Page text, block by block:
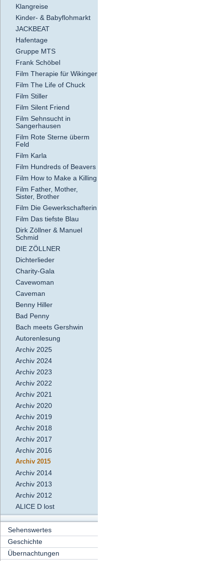
Klangreise
Kinder- & Babyflohmarkt
JACKBEAT
Hafentage
Gruppe MTS
Frank Schöbel
Film Therapie für Wikinger
Film The Life of Chuck
Film Stiller
Film Silent Friend
Film Sehnsucht in
Sangerhausen
Film Rote Sterne überm
Feld
Film Karla
Film Hundreds of Beavers
Film How to Make a Killing
Film Father, Mother,
Sister, Brother
Film Die Gewerkschafterin
Film Das tiefste Blau
Dirk Zöllner & Manuel
Schmid
DIE ZÖLLNER
Dichterlieder
Charity-Gala
Cavewoman
Caveman
Benny Hiller
Bad Penny
Bach meets Gershwin
Autorenlesung
Archiv 2025
Archiv 2024
Archiv 2023
Archiv 2022
Archiv 2021
Archiv 2020
Archiv 2019
Archiv 2018
Archiv 2017
Archiv 2016
Archiv 2015
Archiv 2014
Archiv 2013
Archiv 2012
ALICE D lost
Sehenswertes
Geschichte
Übernachtungen